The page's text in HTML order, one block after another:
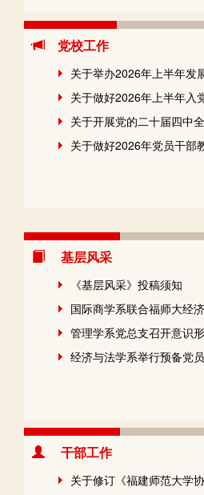
党校工作
关于举办2026年上半年发
关于做好2026年上半年入
关于开展党的二十届四中
关于做好2026年党员干部
基层风采
《基层风采》投稿须知
国际商学系联合福师大经
管理学系党总支召开意识
经济与法学系举行预备党
干部工作
关于修订《福建师范大学